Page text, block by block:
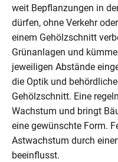
weit Bepflanzungen in
dürfen, ohne Verkehr
einem Gehölzschnitt
Grünanlagen und
jeweiligen Abstände
die Optik und
Gehölzschnitt. Eine
Wachstum und bringt
eine gewünschte Form.
Astwachstum durch
beeinflusst.